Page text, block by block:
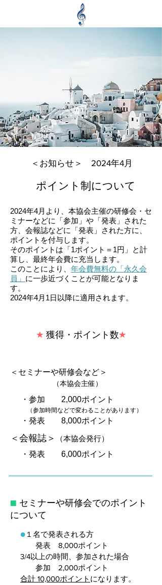
＜お知らせ＞ 2024年4月
ポイント制について
2024年4月より、本協会主催の研修会・セ
ミナーなどに「参加」や「発表」された
方、会報誌などに「発表」された方に、
ポイントを付与します。
そのポイントは「1ポイント＝1円」と計
算し、最終年会費に充当します。
このことにより、 年会費無料の「永久会
員」 に一歩近づくことが可能となりま
す。
2024年4月1日以降に適用されます。
★ 獲得・ポイント数★
＜セミナーや研修会など＞
（本協会主催）
・参加 2,000ポイント
（参加時間などで変わることがあります）
・発表 8,000ポイント
＜会報誌＞ （本協会発行）
・発表 6,000ポイント
■ セミナーや研修会でのポイント
について
● １名で発表される方
発表 8,000ポイント
3/4以上の時間、参加された場合
参加 2,000ポイント
合計 10,000ポイント になります。